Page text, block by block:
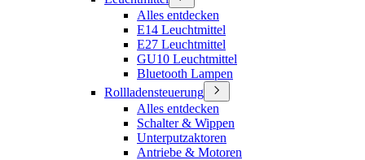
Alles entdecken
E14 Leuchtmittel
E27 Leuchtmittel
GU10 Leuchtmittel
Bluetooth Lampen
Rollladensteuerung
Alles entdecken
Schalter & Wippen
Unterputzaktoren
Antriebe & Motoren